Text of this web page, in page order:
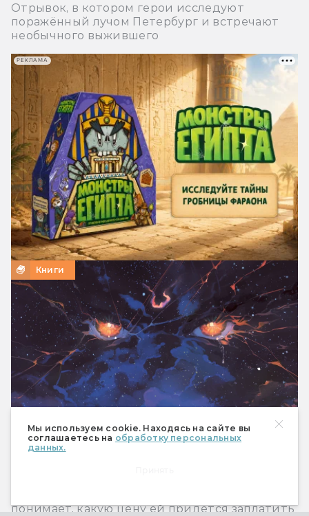
Мы используем cookie. Находясь на сайте вы
соглашаетесь на обработку персональных
данных.
Отрывок, в котором герои исследуют
поражённый лучом Петербург и встречают
необычного выжившего
Книги
понимает, какую цену ей придётся заплатить
РЕКЛАМА